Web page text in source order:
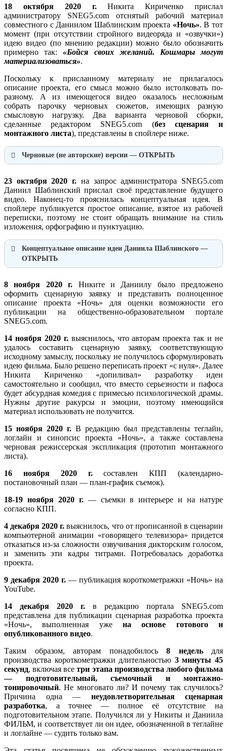
4.2 Структура поэпизодника
4.3 Поэпизодник 1
18 октября 2020 г.Никита Кириченко прислал
администратору SNEG5.com отснятый рабочий материал
совместного с Даниилом Шаблинским проекта «Ночь». В тот
момент (при отсутствии стройного видеоряда и «озвучки»)
идею видео (по мнению редакции) можно было обозначить
примерно так:«Бойся своих желаний. Кошмары могут
материализоваться».
Поскольку к присланному материалу не прилагалось
описание проекта, его смысл можно было истолковать по-
разному. А из имеющегося видео оказалось несложным
собрать парочку черновых сюжетов, имеющих разную
смысловую нагрузку. Два варианта черновой сборки,
сделанные редактором SNEG5.com (без сценария и
монтажного листа), представлены в спойлере ниже.
Черновые (не авторские) версии — ОТКРЫТЬ
Аутлайн-
поэпизодник на тему: «Темная ночь души»
Аутлайн-
поэпизодник на тему: «Ночные глюки»
23 октября 2020 г. на запрос администратора SNEG5.com
Даниил Шаблинский прислал своё представление будущего
видео. Наконец-то прояснилась концептуальная идея. В
спойлере публикуется простое описание, взятое из рабочей
переписки, поэтому не стоит обращать внимание на стиль
изложения, орфографию и пунктуацию.
Концептуальное описание идеи Даниила Шаблинского —
ОТКРЫТЬ
Сначала чел просыпается и видит трейлер фильма
(там где он душит подушкой девушку). На следующем
канале он встречает рекламу (там где он гуляет с
девушкой). Далее следует репортаж с места
препарата смерти. После всех передач появляются
помехи и телевизор выключается и через эти же
помехи появляется сам герой, он осознает,что это
камера в телевизоре, делает движения и отходит за
телевизор и когда возвращается видит мельком, как
он лежит мёртвый в телевизоре ( тоже в виде помех)
, после появляется он, который принимает препарат,
после чего наступает смерть персонажа.
Важно, чтобы все телепередачи были максимально
абсурдны, так как это сознание героя, которое
подшучивает над ним самим. Идея строится на
теории, что человек не принимает никаких решений,
а просто наблюдает за последствиями и страдает в
смерти принимает не он. Вот, что должно внушать
здесь страх, эта самая мысль.
Тогда из первой программы мы узнаем о случившемся.
Но главное здесь как подаётся эта информация, она
предлагаю сделать акцент на названии фильма.
Изначально появится короткое название, которое
будет дополняется дополнительными словами, пока
не разрастается до огромного обвиняющего
предложения (конкретного я не придумал, но
разрастается оно до «любовь, которая была у этого
никчемного бешеного ублюдка, похеревшего ее к
наклонностями. Да да я к тебе обращаюсь, ты хоть
понимаешь что ты натворил? Да ты просто не
заслуживает жить…» ) ну и тут герой страдает,
крутится и переключает. Следующая реклама
закадровый голос рассказывает «У них все хорошо,
они любят и поддерживают друг друга в отношениях,
они собираются пожениться и провести жизнь в
счастье, это все потому что она обычная красивая
девушка, а он НОРМАЛЬНЫЙ, закажите
нормальности прямо себе на дом прямо сейчас по
номеру 8950.. . Тут внезапно появляется репортаж.
Там все просто: человек рассказывает об убийстве, а
потом берет интервью у местного жителя, который
в процессе перевоплощается в героя (тоже очень
важно, чтобы все это выглядело неряшливо и забавно,
8 ноября 2020 г. Никите и Даниилу было предложено
оформить сценарную заявку и представить полноценное
описание проекта «Ночь» для оценки возможности его
публикации на общественно-образовательном портале
SNEG5.com.
14 ноября 2020 г.выяснилось, что авторам проекта так и не
удалось составить сценарную заявку, соответствующую
исходному замыслу, поскольку не получилось сформулировать
идею фильма. Было решено переписать проект «с нуля». Далее
Никита Кириченко «допиливал» разработку идеи
самостоятельно и сообщил, что вместо серьезности и пафоса
будет абсурдная комедия с примесью психологической драмы.
Нужны другие ракурсы и эмоции, поэтому имеющийся
материал использовать не получится.
15 ноября 2020 г. В редакцию был представлены теглайн,
логлайн и синопсис проекта «Ночь», а также составлена
черновая режиссерская экспликация (прототип монтажного
листа).
16 ноября 2020 г.составлен КПП (календарно-
постановочный план — план-график съемок).
18-19 ноября 2020 г.— съемки в интерьере и на натуре
согласно КПП.
4 декабря 2020 г. выяснилось, что от прописанной в сценарии
компьютерной анимации «говорящего телевизора» придется
отказаться из-за сложности озвучивания дикторским голосом,
и заменить эти кадры титрами. Потребовалась доработка
проекта.
9 декабря 2020 г. — публикация короткометражки «Ночь» на
YouTube.
14 декабря 2020 г. в редакцию портала SNEG5.com
представлена для публикации сценарная разработка проекта
«Ночь», выполненная уже на основе готового и
опубликованного видео.
Таким образом, авторам понадобилось 8 недельдля
производства короткометражки длительностью 3 минуты 45
секунд, включая всетри этапа производства любого фильма
— подготовительный, съемочный и монтажно-
тонировочный. Не многовато ли? И почему так случилось?
Причина одна — неудовлетворительная сценарная
разработка, а точнее — полное её отсутствие на
подготовительном этапе. Получился ли у Никиты и Даниила
ФИЛЬМ, и соответствует ли он идее, обозначенной в теглайне
и логлайне — судить только вам.